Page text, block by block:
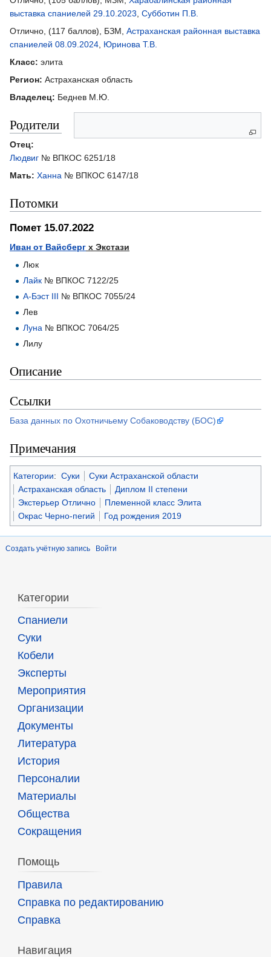
выставка спаниелей 29.10.2023 Субботин П.В.
Отлично, (117 баллов), БЗМ, Астраханская районная выставка
спаниелей 08.09.2024 Юринова Т.В.
Класс: элита
Регион: Астраханская область
Владелец: Беднев М.Ю.
Родители
Отец:
Людвиг № ВПКОС 6251/18
Мать: Ханна № ВПКОС 6147/18
Потомки
Помет 15.07.2022
Иван от Вайсберг х Экстази
Люк
Лайк № ВПКОС 7122/25
А-Бэст III № ВПКОС 7055/24
Лев
Луна № ВПКОС 7064/25
Лилу
Описание
Ссылки
База данных по Охотничьему Собаководству (БОС)
Примечания
Категории: Суки
Суки Астраханской области
Астраханская область
Диплом II степени
Экстерьер Отлично
Племенной класс Элита
Окрас Черно-пегий
Год рождения 2019
Создать учётную запись Войти
Категории
Спаниели
Суки
Кобели
Эксперты
Мероприятия
Организации
Документы
Литература
История
Персоналии
Материалы
Общества
Сокращения
Помощь
Правила
Справка по редактированию
Справка
Навигация